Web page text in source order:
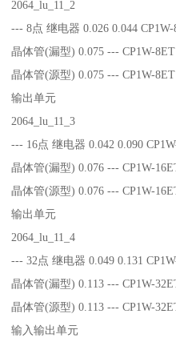
2064_lu_11_2
--- 8点 继电器 0.026 0.044 CP1W-
晶体管(漏型) 0.075 --- CP1W-8ET
晶体管(源型) 0.075 --- CP1W-
输出单元
2064_lu_11_3
--- 16点 继电器 0.042 0.090
晶体管(漏型) 0.076 --- CP1W-
晶体管(源型) 0.076 --- CP1W-
输出单元
2064_lu_11_4
--- 32点 继电器 0.049 0.131
晶体管(漏型) 0.113 --- CP1W-
晶体管(源型) 0.113 --- CP1W-
输入输出单元